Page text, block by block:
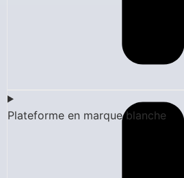
Plateforme en marque blanche